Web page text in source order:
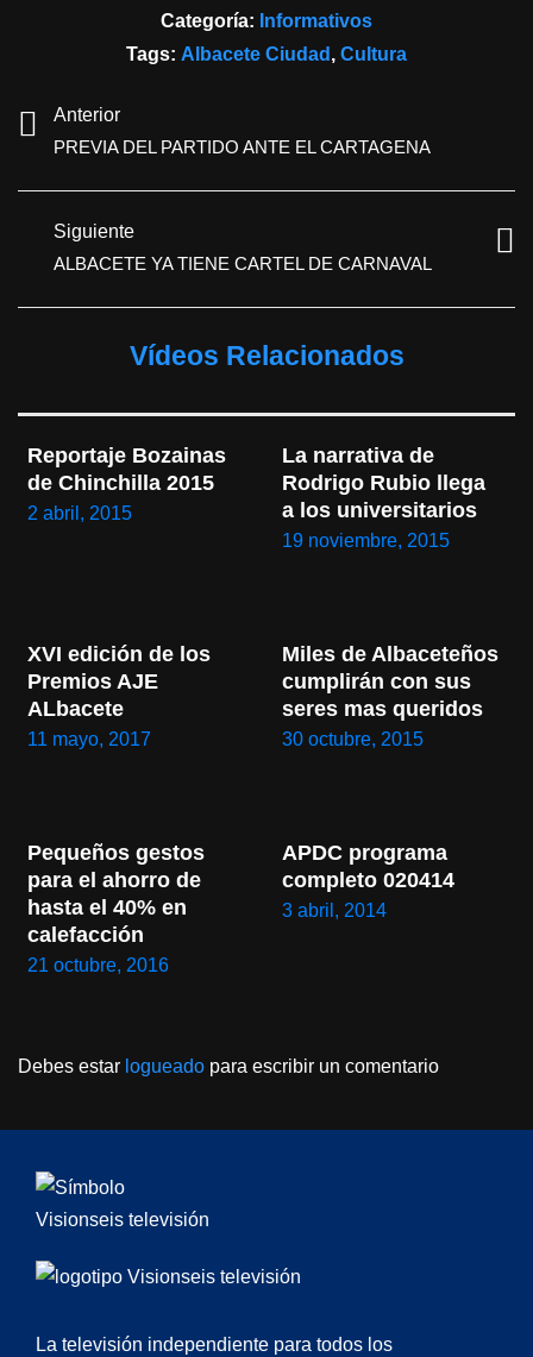
Categoría: Informativos
Tags: Albacete Ciudad , Cultura
Anterior
PREVIA DEL PARTIDO ANTE EL CARTAGENA
Siguiente
ALBACETE YA TIENE CARTEL DE CARNAVAL
Vídeos Relacionados
Reportaje Bozainas
de Chinchilla 2015
2 abril, 2015
La narrativa de
Rodrigo Rubio llega
a los universitarios
19 noviembre, 2015
XVI edición de los
Premios AJE
ALbacete
11 mayo, 2017
Miles de Albaceteños
cumplirán con sus
seres mas queridos
30 octubre, 2015
Pequeños gestos
para el ahorro de
hasta el 40% en
calefacción
21 octubre, 2016
APDC programa
completo 020414
3 abril, 2014
Debes estar logueado para escribir un comentario
La televisión independiente para todos los